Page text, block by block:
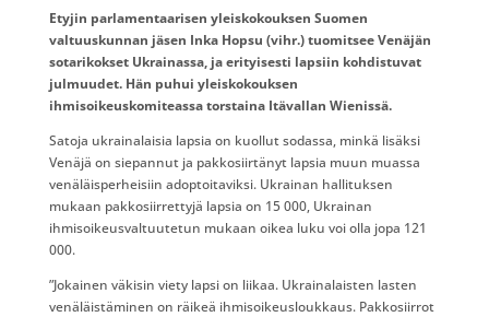
​Etyjin parlamentaarisen yleiskokouksen Suomen
valtuuskunnan jäsen Inka Hopsu (vihr.) tuomitsee Venäjän
sotarikokset Ukrainassa, ja erityisesti lapsiin kohdistuvat
julmuudet. Hän puhui yleiskokouksen
ihmisoikeuskomiteassa torstaina Itävallan Wienissä.
Satoja ukrainalaisia lapsia on kuollut sodassa, minkä lisäksi
Venäjä on siepannut ja pakkosiirtänyt lapsia muun muassa
venäläisperheisiin adoptoitaviksi. Ukrainan hallituksen
mukaan pakkosiirrettyjä lapsia on 15 000, Ukrainan
ihmisoikeusvaltuutetun mukaan oikea luku voi olla jopa 121
000.
”Jokainen väkisin viety lapsi on liikaa. Ukrainalaisten lasten
venäläistäminen on räikeä ihmisoikeusloukkaus. Pakkosiirrot